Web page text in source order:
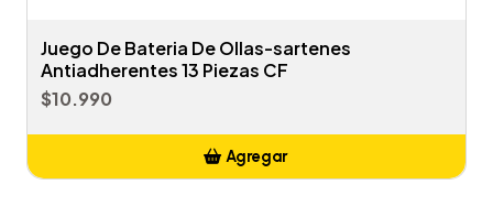
Juego De Bateria De Ollas-sartenes
Antiadherentes 13 Piezas CF
$10.990
Agregar